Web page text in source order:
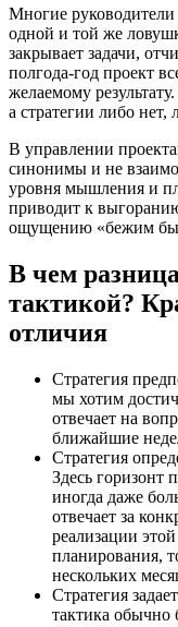
Многие
одной и той же
закрывает задачи,
полгода-год проект
желаемому
а стратегии либо нет,
В управлении
синонимы и не
уровня мышления и
приводит к
ощущению «бежим
В чем
тактикой?
отличия
Стратегия
мы хотим
отвечает на
ближайшие
Стратегия
Здесь горизонт
иногда даже
отвечает за
реализации
планирования,
нескольких
Стратегия
тактика обычно